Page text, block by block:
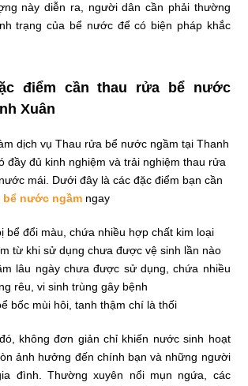
này diễn ra, người dân cần phải thường
trạng của bể nước để có biện pháp khắc
điểm cần thau rửa bể nước
Xuân
dịch vụ Thau rửa bể nước ngầm tại Thanh
đầy đủ kinh nghiệm và trải nghiệm thau rửa
mái. Dưới đây là các đặc điểm bạn cần
nước ngầm ngay
bể đổi màu, chứa nhiều hợp chất kim loại
từ khi sử dụng chưa được vệ sinh lần nào
lâu ngày chưa được sử dụng, chứa nhiều
rêu, vi sinh trùng gây bệnh
bốc mùi hôi, tanh thậm chí là thối
không đơn giản chỉ khiến nước sinh hoạt
ảnh hưởng đến chính bạn và những người
đình. Thường xuyên nổi mụn ngứa, các